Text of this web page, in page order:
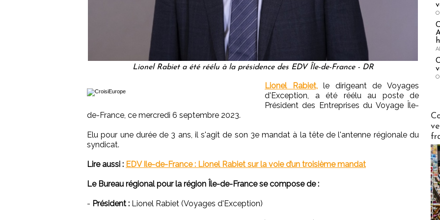
Lionel Rabiet a été réélu à la présidence des EDV Île-de-France - DR
Lionel Rabiet,le dirigeant de Voyages
d'Exception, a été réélu au poste de
Président des Entreprises du Voyage Île-
de-France, ce mercredi 6 septembre 2023.
Elu pour une durée de 3 ans, il s'agit de son 3e mandat à la tête de l'antenne régionale du
syndicat.
Lire aussi : EDV Ile-de-France : Lionel Rabiet sur la voie d’un troisième mandat
Le Bureau régional pour la région Île-de-France se compose de :
- Président : Lionel Rabiet (Voyages d'Exception)